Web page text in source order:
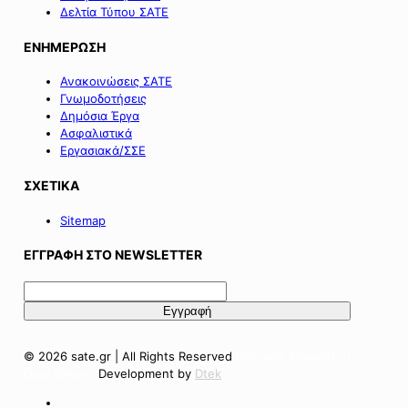
Δελτία Τύπου ΣΑΤΕ
ΕΝΗΜΕΡΩΣΗ
Ανακοινώσεις ΣΑΤΕ
Γνωμοδοτήσεις
Δημόσια Έργα
Ασφαλιστικά
Εργασιακά/ΣΣΕ
ΣΧΕΤΙΚΑ
Sitemap
ΕΓΓΡΑΦΗ ΣΤΟ NEWSLETTER
© 2026 sate.gr | All Rights Reserved
Development by Dtek